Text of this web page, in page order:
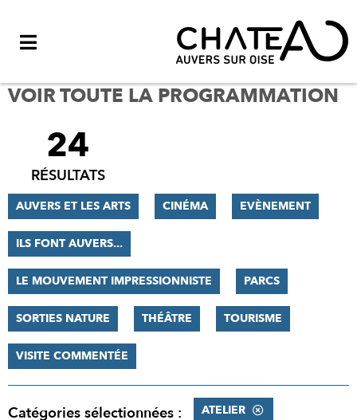
VOIR TOUTE LA PROGRAMMATION
FILTRER
RÉSULTATS
24
RÉSULTATS
AUVERS ET LES ARTS CINÉMA EVÈNEMENT
ILS FONT AUVERS...
LE MOUVEMENT IMPRESSIONNISTE PARCS
SORTIES NATURE THÉÂTRE TOURISME
VISITE COMMENTÉE
Catégories sélectionnées : ATELIER